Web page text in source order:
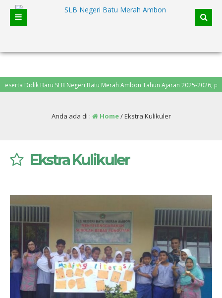
Didik Baru SLB Negeri Batu Merah Ambon Tahun Ajaran 2025-2026,
Anda ada di : Home/Ekstra Kulikuler
Ekstra Kulikuler